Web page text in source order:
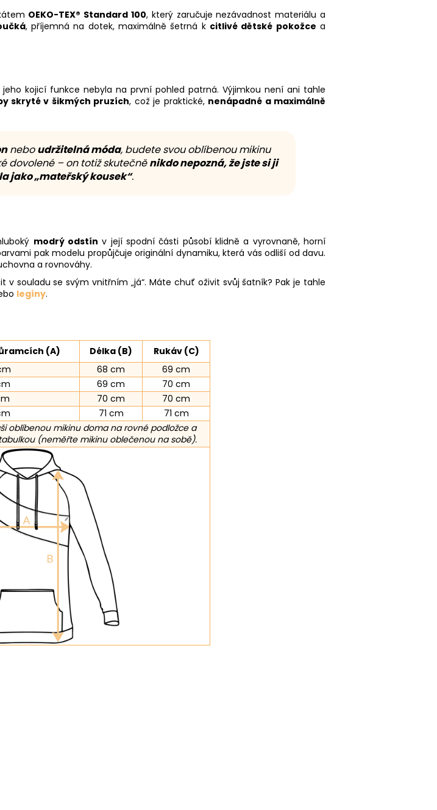
OEKO-TEX® Standard 100, který zaručuje nezávadnost materiálu a
, příjemná na dotek, maximálně šetrná k citlivé dětské pokožce a
kojicí funkce nebyla na první pohled patrná. Výjimkou není ani tahle
skryté v šikmých pruzích, což je praktické, nenápadné a maximálně
neboudržitelná móda, budete svou oblíbenou mikinu
dovolené – on totiž skutečněnikdo nepozná, že jste si ji
jako „mateřský kousek“.
modrý odstín v její spodní části působí klidně a vyrovnaně, horní
pak modelu propůjčuje originální dynamiku, která vás odliší od davu.
a rovnováhy.
souladu se svým vnitřním „já“. Máte chuť oživit svůj šatník? Pak je tahle
legíny.
(A) Délka (B)
Rukáv (C)
68 cm
69 cm
69 cm
70 cm
70 cm
70 cm
71 cm
71 cm
oblíbenou mikinu doma na rovné podložce a
(neměřte mikinu oblečenou na sobě).